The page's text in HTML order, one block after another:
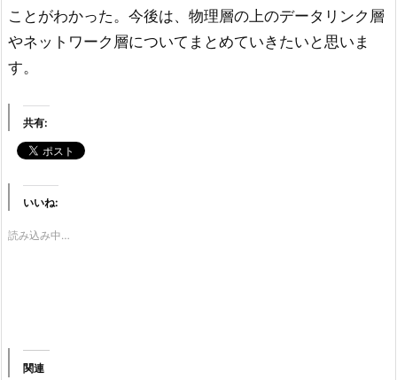
ことがわかった。今後は、物理層の上のデータリンク層
やネットワーク層についてまとめていきたいと思いま
す。
共有:
いいね:
読み込み中…
関連